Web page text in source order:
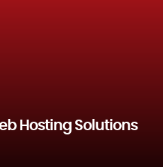
Hosting Solutions